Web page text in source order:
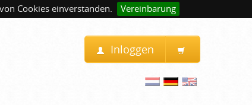
Cookies einverstanden. Vereinbarung
Inloggen